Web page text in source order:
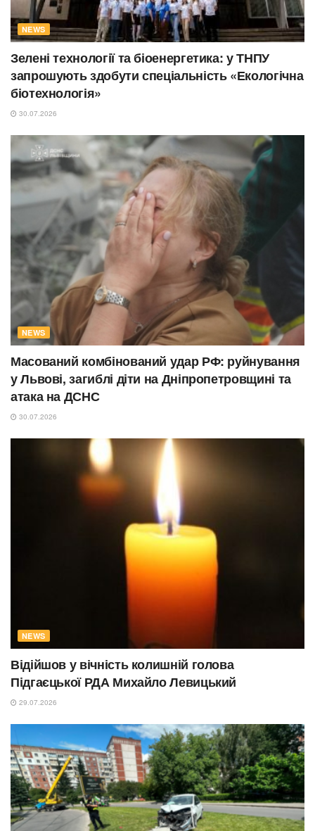
NEWS
Зелені технології та біоенергетика: у ТНПУ
запрошують здобути спеціальність «Екологічна
біотехнологія»
30.07.2026
NEWS
Масований комбінований удар РФ: руйнування
у Львові, загиблі діти на Дніпропетровщині та
атака на ДСНС
30.07.2026
NEWS
Відійшов у вічність колишній голова
Підгаєцької РДА Михайло Левицький
29.07.2026